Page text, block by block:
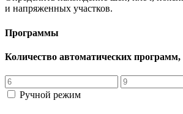
и напряженных участков.
Программы
Количество автоматических
Ручной режим